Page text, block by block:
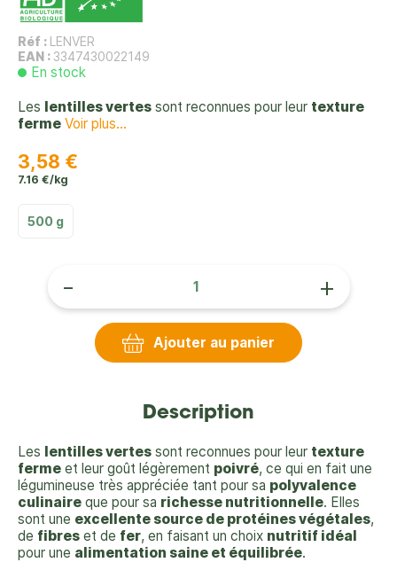
Réf : LENVER
EAN : 3347430022149
En stock
Les lentilles vertes sont reconnues pour leur texture
ferme Voir plus...
3,58 €
7.16 €/kg
500 g
- +
Ajouter au panier
Description
Les lentilles vertes sont reconnues pour leur texture
ferme et leur goût légèrement poivré, ce qui en fait une
légumineuse très appréciée tant pour sa polyvalence
culinaire que pour sa richesse nutritionnelle. Elles
sont une excellente source de protéines végétales,
de fibres et de fer, en faisant un choix nutritif idéal
pour une alimentation saine et équilibrée.